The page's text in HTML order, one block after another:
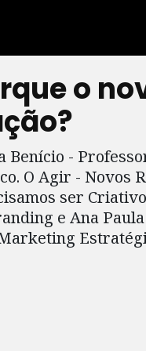
o
Benício -
O Agir - Novos
ser
e Ana Paula